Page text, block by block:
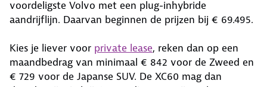
voordeligste Volvo met een plug-inhybride
aandrijflijn. Daarvan beginnen de prijzen bij € 69.495.
Kies je liever voor private lease, reken dan op een
maandbedrag van minimaal € 842 voor de Zweed en
€ 729 voor de Japanse SUV. De XC60 mag dan